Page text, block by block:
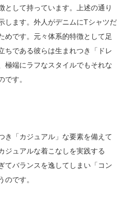
として持っています。上述の通り
します。外人がデニムにTシャツだ
めです。元々体系的特徴として足
ちである彼らは生まれつき「ドレ
極端にラフなスタイルでもそれな
です。
き「カジュアル」な要素を備えて
ジュアルな着こなしを実践する
てバランスを逸してしまい「コン
のです。